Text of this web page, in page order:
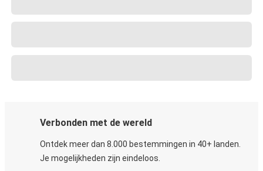
Verbonden met de wereld
Ontdek meer dan 8.000 bestemmingen in 40+ landen.
Je mogelijkheden zijn eindeloos.